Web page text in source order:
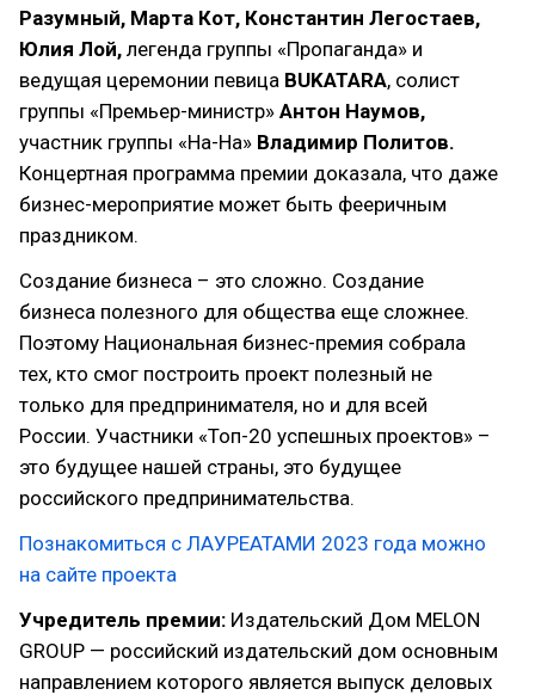
Разумный, Марта Кот, Константин Легостаев,
Юлия Лой, легенда группы «Пропаганда» и
ведущая церемонии певица BUKATARA, солист
группы «Премьер-министр» Антон Наумов,
участник группы «На-На» Владимир Политов.
Концертная программа премии доказала, что даже
бизнес-мероприятие может быть фееричным
праздником.
Создание бизнеса – это сложно. Создание
бизнеса полезного для общества еще сложнее.
Поэтому Национальная бизнес-премия собрала
тех, кто смог построить проект полезный не
только для предпринимателя, но и для всей
России. Участники «Топ-20 успешных проектов» –
это будущее нашей страны, это будущее
российского предпринимательства.
Познакомиться с ЛАУРЕАТАМИ 2023 года можно
на сайте проекта
Учредитель премии: Издательский Дом MELON
GROUP — российский издательский дом основным
направлением которого является выпуск деловых